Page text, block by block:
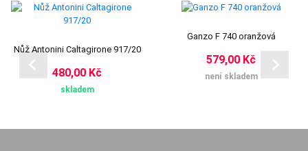
Nůž Antonini Caltagirone 917/20
480,00 Kč
skladem
Ganzo F 740 oranžová
579,00 Kč
není skladem